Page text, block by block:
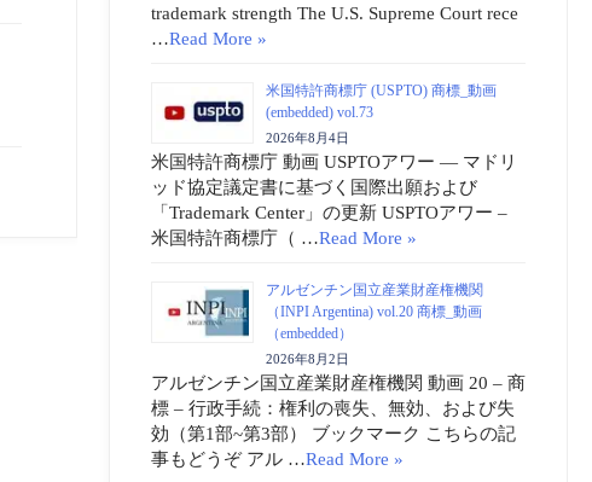
trademark strength The U.S. Supreme Court rece
…Read More »
米国特許商標庁 (USPTO) 商標_動画
(embedded) vol.73
2026年8月4日
米国特許商標庁 動画 USPTOアワー ― マドリ
ッド協定議定書に基づく国際出願および
「Trademark Center」の更新 USPTOアワー –
米国特許商標庁（ …Read More »
アルゼンチン国立産業財産権機関
（INPI Argentina) vol.20 商標_動画
（embedded）
2026年8月2日
アルゼンチン国立産業財産権機関 動画 20 – 商
標 – 行政手続：権利の喪失、無効、および失
効（第1部~第3部） ブックマーク こちらの記
事もどうぞ アル …Read More »